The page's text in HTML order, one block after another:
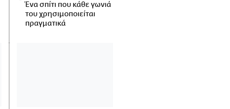
Ένα σπίτι που κάθε γωνιά
του χρησιμοποιείται
πραγματικά